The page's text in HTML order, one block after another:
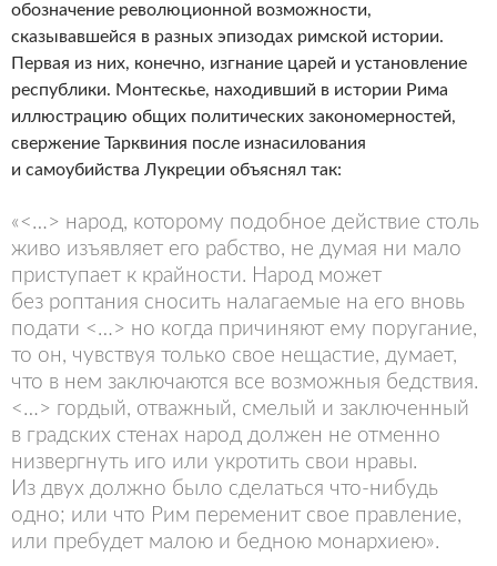
обозначение революционной возможности,
сказывавшейся в разных эпизодах римской истории.
Первая из них, конечно, изгнание царей и установление
республики. Монтескье, находивший в истории Рима
иллюстрацию общих политических закономерностей,
свержение Тарквиния после изнасилования
и самоубийства Лукреции объяснял так:
«<…> народ, которому подобное действие столь
живо изъявляет его рабство, не думая ни мало
приступает к крайности. Народ может
без роптания сносить налагаемые на его вновь
подати <…> но когда причиняют ему поругание,
то он, чувствуя только свое нещастие, думает,
что в нем заключаются все возможныя бедствия.
<…> гордый, отважный, смелый и заключенный
в градских стенах народ должен не отменно
низвергнуть иго или укротить свои нравы.
Из двух должно было сделаться что-нибудь
одно; или что Рим переменит свое правление,
или пребудет малою и бедною монархиею».